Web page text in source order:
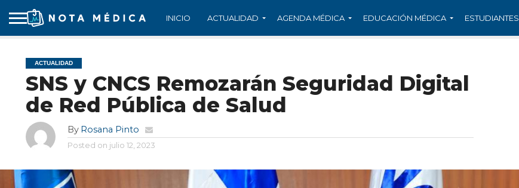
INICIO ACTUALIDAD AGENDA MÉDICA EDUCACIÓN MÉDICA ESTUDIANTES
ACTUALIDAD
SNS y CNCS Remozarán Seguridad Digital
de Red Pública de Salud
By Rosana Pinto
Posted on julio 12, 2023